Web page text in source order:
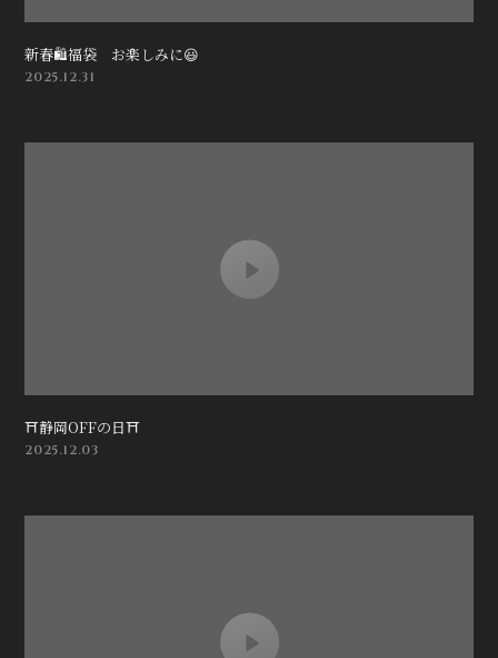
新春🛍️福袋 お楽しみに😃
2025.12.31
⛩️静岡OFFの日⛩️
2025.12.03